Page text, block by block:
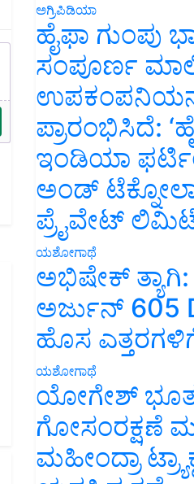
ಅಗ್ರಿಪಿಡಿಯಾ
ಹೈಫಾ ಗುಂಪು
ಸಂಪೂರ್ಣ
ಪ್ರಾರಂಭಿಸಿದೆ:
ಇಂಡಿಯಾ
ಅಂಡ್
ಪ್ರೈವೇಟ್
ಯಶೋಗಾಥೆ
ಅಭಿಷೇಕ್
ಅರ್ಜುನ್ 605
ಹೊಸ
ಯಶೋಗಾಥೆ
ಯೋಗೇಶ್
ಗೋಸಂರಕ್ಷಣೆ
ಮಹೀಂದ್ರಾ